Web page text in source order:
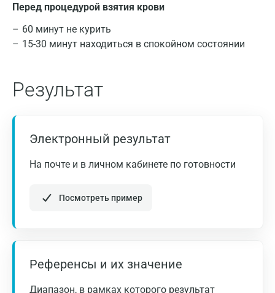
Перед процедурой взятия крови
60 минут не курить
15-30 минут находиться в спокойном состоянии
Результат
Электронный результат
На почте и в личном кабинете по готовности
Посмотреть пример
Референсы и их значение
Диапазон, в рамках которого результат
больных раком пищевода, желудка, толстой
сыворотке крови больных раком толстой кишки
терапии. Определение концентрации РЭА в